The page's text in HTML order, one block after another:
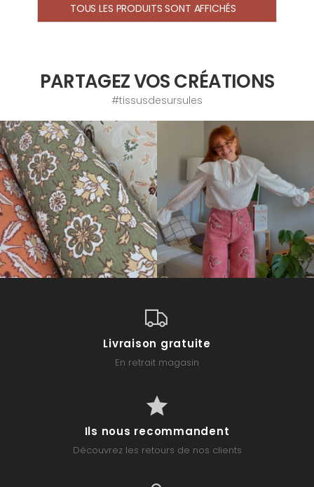
TOUS LES PRODUITS SONT AFFICHÉS
PARTAGEZ VOS CRÉATIONS
#tissusdesursules
Livraison gratuite
En retrait magasin
Ils nous recommandent
Découvrez les retours de nos clients